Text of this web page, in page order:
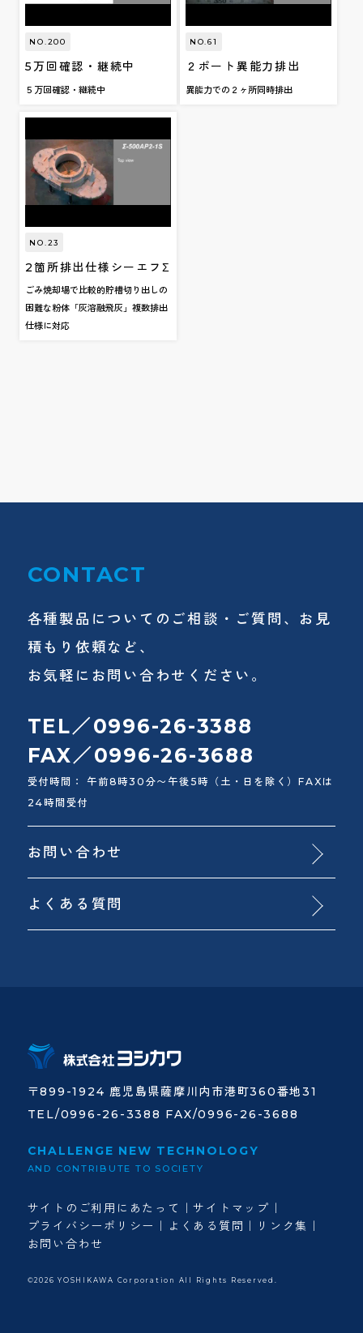
NO.200
5万回確認・継続中
５万回確認・継続中
NO.61
２ポート異能力排出
異能力での２ヶ所同時排出
NO.23
2箇所排出仕様シーエフΣ
ごみ焼却場で比較的貯槽切り出しの
困難な粉体「灰溶融飛灰」複数排出
仕様に対応
CONTACT
各種製品についてのご相談・ご質問、お見
積もり依頼など、
お気軽にお問い合わせください。
TEL／0996-26-3388
FAX／0996-26-3688
受付時間： 午前8時30分〜午後5時（土・日を除く）FAXは
24時間受付
お問い合わせ
よくある質問
〒899-1924 鹿児島県薩摩川内市港町360番地31
TEL/0996-26-3388 FAX/0996-26-3688
CHALLENGE NEW TECHNOLOGY
AND CONTRIBUTE TO SOCIETY
サイトのご利用にあたって
サイトマップ
プライバシーポリシー
よくある質問
リンク集
お問い合わせ
©2026 YOSHIKAWA Corporation All Rights Reserved.